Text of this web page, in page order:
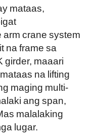
mataas,
arm crane system
na frame sa
girder, maaari
na lifting
maging multi-
ang span,
malalaking
lugar.